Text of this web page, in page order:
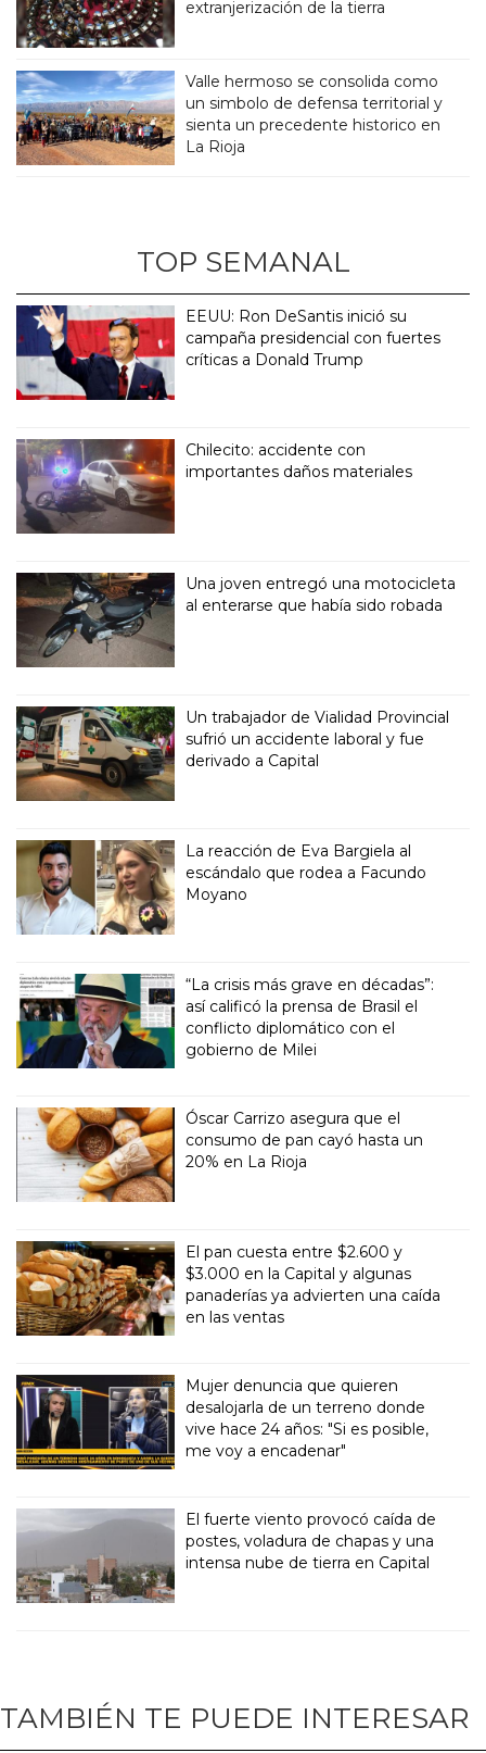
extranjerización de la tierra
Valle hermoso se consolida como
un simbolo de defensa territorial y
sienta un precedente historico en
La Rioja
TOP SEMANAL
EEUU: Ron DeSantis inició su
campaña presidencial con fuertes
críticas a Donald Trump
Chilecito: accidente con
importantes daños materiales
Una joven entregó una motocicleta
al enterarse que había sido robada
Un trabajador de Vialidad Provincial
sufrió un accidente laboral y fue
derivado a Capital
La reacción de Eva Bargiela al
escándalo que rodea a Facundo
Moyano
“La crisis más grave en décadas”:
así calificó la prensa de Brasil el
conflicto diplomático con el
gobierno de Milei
Óscar Carrizo asegura que el
consumo de pan cayó hasta un
20% en La Rioja
El pan cuesta entre $2.600 y
$3.000 en la Capital y algunas
panaderías ya advierten una caída
en las ventas
Mujer denuncia que quieren
desalojarla de un terreno donde
vive hace 24 años: "Si es posible,
me voy a encadenar"
El fuerte viento provocó caída de
postes, voladura de chapas y una
intensa nube de tierra en Capital
TAMBIÉN TE PUEDE INTERESAR